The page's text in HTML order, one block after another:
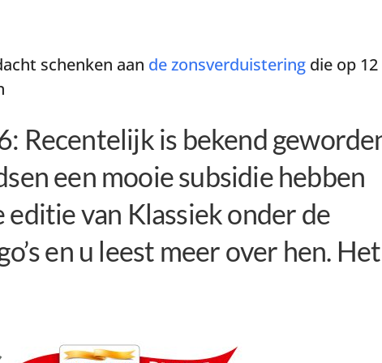
schenken aan de zonsverduistering die op 12
Recentelijk is bekend
een mooie subsidie hebben
van Klassiek onder de
en u leest meer over hen. Het